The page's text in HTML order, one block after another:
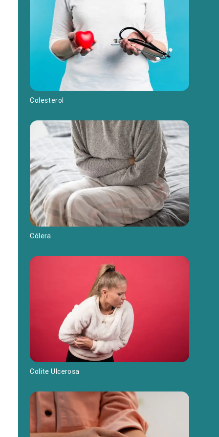
Colesterol
Cólera
Colite Ulcerosa